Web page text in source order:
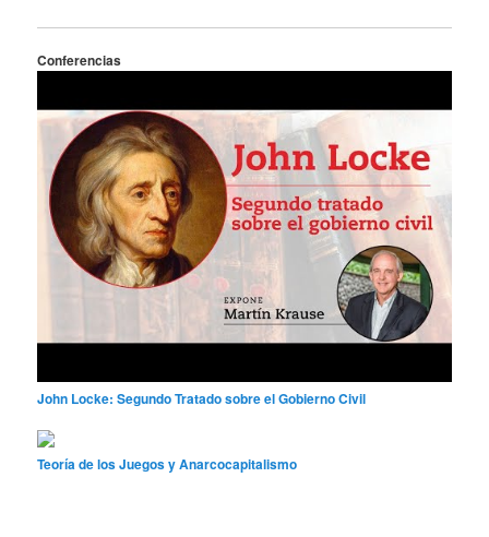
Conferencias
John Locke: Segundo Tratado sobre el Gobierno Civil
Teoría de los Juegos y Anarcocapitalismo